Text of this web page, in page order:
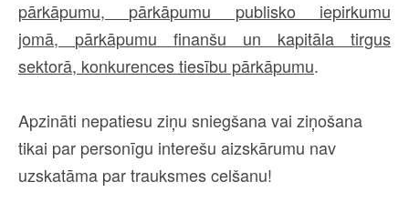
pārkāpumu, pārkāpumu publisko iepirkumu
jomā, pārkāpumu finanšu un kapitāla tirgus
sektorā, konkurences tiesību pārkāpumu.
Apzināti nepatiesu ziņu sniegšana vai ziņošana
tikai par personīgu interešu aizskārumu nav
uzskatāma par trauksmes celšanu!